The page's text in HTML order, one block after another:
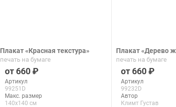
Плакат «Красная текстура»
печать на бумаге
660
Артикул
99251D
Макс. размер
140x140 см
Плакат «Дерево
печать на бумаге
660
Артикул
99232D
Автор
Климт Густав